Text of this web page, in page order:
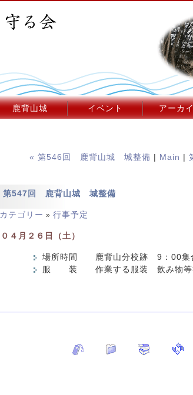
鹿背山城 イベント アーカ
« 第546回 鹿背山城 城整備 | Main |
第547回 鹿背山城 城整備
カテゴリー » 行事予定
０４月２６日（土）
場所時間 鹿背山分校跡 9：00集
服 装 作業する服装 飲み物等